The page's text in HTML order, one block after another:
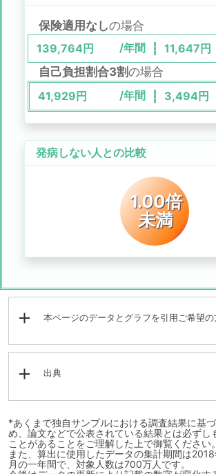
保険適用なしの場合
139,764円 /年間 11,647円
自己負担割合3割の場合
41,929円 /年間 3,494円
発病しない人との比較
1.00倍
未満
本ページのデータとグラフを引用ご希望の
出典
*あくまで独自サンプルにおける調査結果に基
め、論文などで公表されている結果とは必ずし
ことがあることをご理解した上で御覧ください。
また、算出に使用したデータの集計期間は
月の一年間で、対象人数は700万人です。